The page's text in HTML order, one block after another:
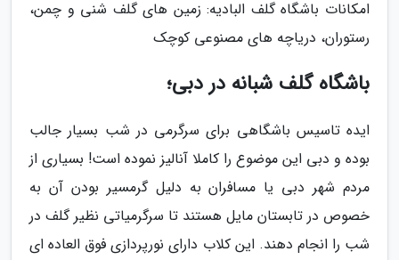
امکانات باشگاه گلف البادیه: زمین های گلف شنی و چمن،
رستوران، دریاچه های مصنوعی کوچک
باشگاه گلف شبانه در دبی؛
ایده تاسیس باشگاهی برای سرگرمی در شب بسیار جالب
بوده و دبی این موضوع را کاملا آنالیز نموده است! بسیاری از
مردم شهر دبی یا مسافران به دلیل گرمسیر بودن آن به
خصوص در تابستان مایل هستند تا سرگرمیاتی نظیر گلف در
شب را انجام دهند. این کلاب دارای نورپردازی فوق العاده ای